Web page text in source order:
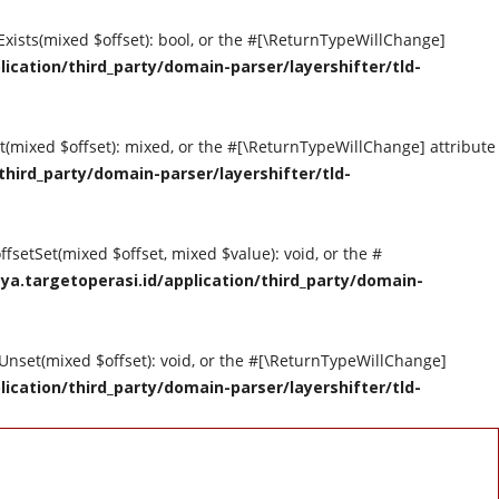
$offset): bool, or the #[\ReturnTypeWillChange]
third_party/domain-parser/layershifter/tld-
$offset): mixed, or the #[\ReturnTypeWillChange] attribute
domain-parser/layershifter/tld-
$offset, mixed $value): void, or the #
application/third_party/domain-
$offset): void, or the #[\ReturnTypeWillChange]
third_party/domain-parser/layershifter/tld-